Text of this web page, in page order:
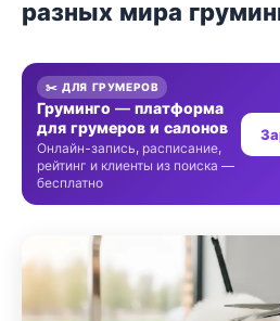
разных мира
✂️ ДЛЯ ГРУМЕРОВ
Груминго — платформа
для грумеров и салонов
Онлайн-запись, расписание,
рейтинг и клиенты из поиска —
бесплатно